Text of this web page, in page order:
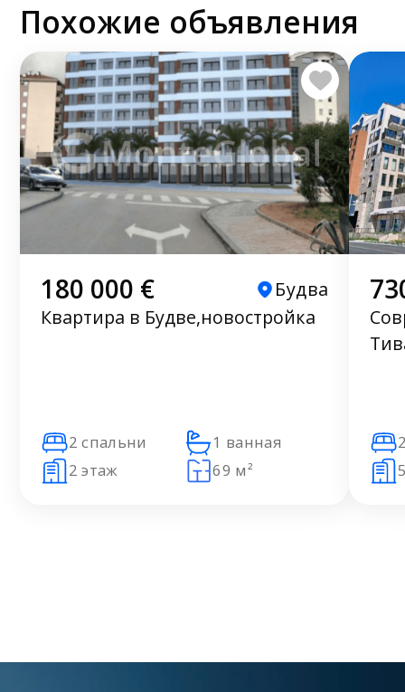
Похожие объявления
180 000 €
Будва
Квартира в Будве,новостройка
2 спальни
1 ванная
2 этаж
69 м²